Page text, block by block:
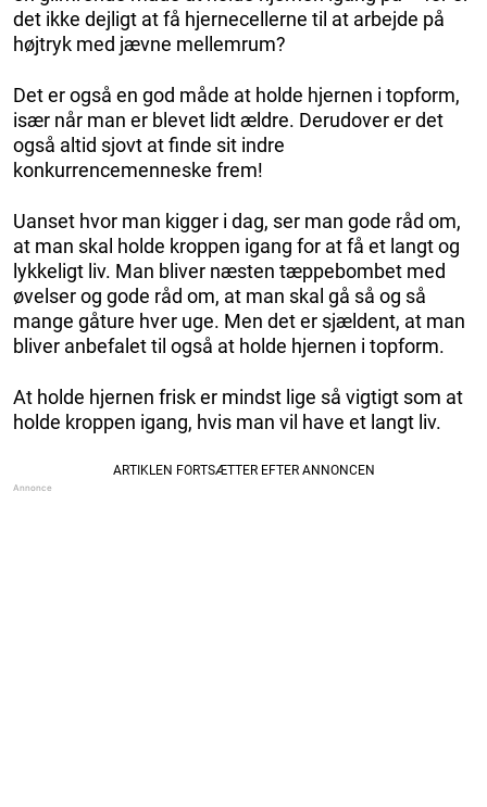
det ikke dejligt at få hjernecellerne til at arbejde på
højtryk med jævne mellemrum?
Det er også en god måde at holde hjernen i topform,
især når man er blevet lidt ældre. Derudover er det
også altid sjovt at finde sit indre
konkurrencemenneske frem!
Uanset hvor man kigger i dag, ser man gode råd om,
at man skal holde kroppen igang for at få et langt og
lykkeligt liv. Man bliver næsten tæppebombet med
øvelser og gode råd om, at man skal gå så og så
mange gåture hver uge. Men det er sjældent, at man
bliver anbefalet til også at holde hjernen i topform.
At holde hjernen frisk er mindst lige så vigtigt som at
holde kroppen igang, hvis man vil have et langt liv.